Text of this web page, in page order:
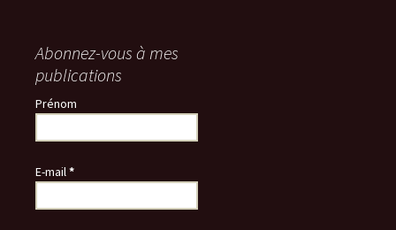
Abonnez-vous à mes
publications
Prénom
E-mail*